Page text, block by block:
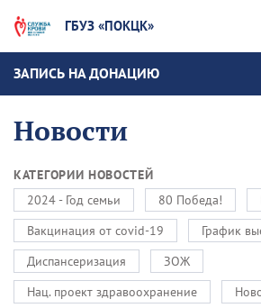
ГБУЗ «ПОКЦК»
ЗАПИСЬ НА ДОНАЦИЮ
Новости
КАТЕГОРИИ НОВОСТЕЙ
2024 - Год семьи
80 Победа!
Вакцинация от covid-19
График
Диспансеризация
ЗОЖ
Нац. проект здравоохранение